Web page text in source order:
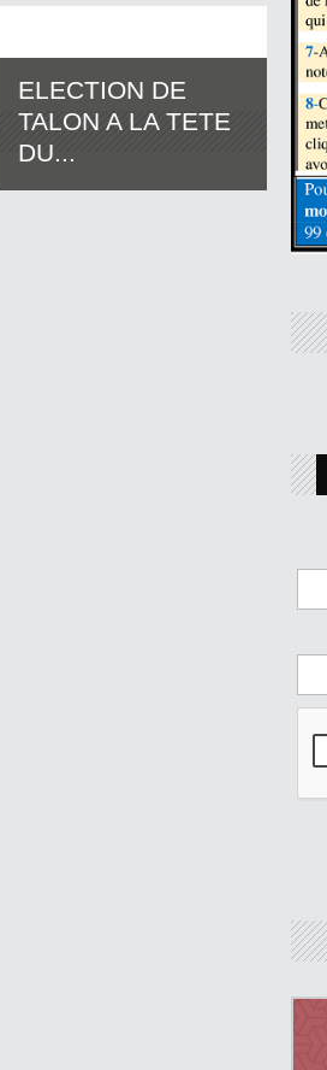
ELECTION DE
TALON A LA TETE
DU...